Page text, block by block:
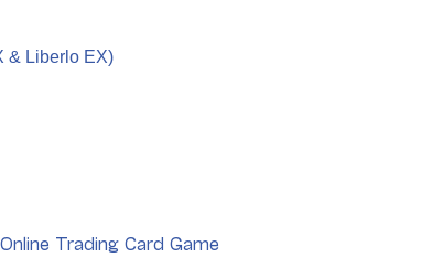
& Liberlo EX)
Trading Card Game